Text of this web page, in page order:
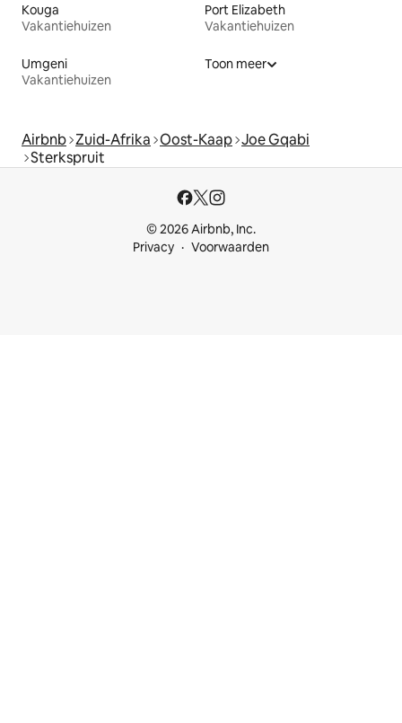
Kouga
Vakantiehuizen
Port Elizabeth
Vakantiehuizen
Umgeni
Vakantiehuizen
Toon meer
Airbnb Zuid-Afrika Oost-Kaap Joe Gqabi
Sterkspruit
© 2026 Airbnb, Inc.
Privacy
Voorwaarden